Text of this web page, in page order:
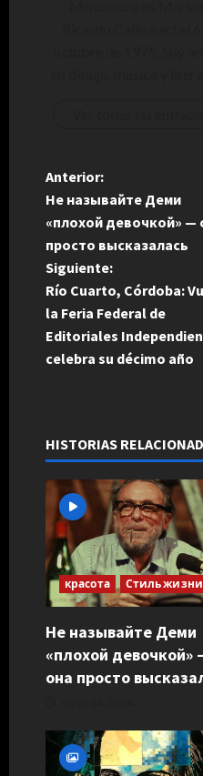
N
a
v
e
g
a
i
ó
n
d
e
e
n
Anterior:
Не называйте Деми
«плохой девочкой» —
просто высказалась
Siguiente:
Río Cuarto, Córdoba:
la Feria Federal de
Editoriales
celebra su décimo año
HISTORIAS
красота Стиль жизни
Не называйте Деми
«плохой девочкой»
она просто